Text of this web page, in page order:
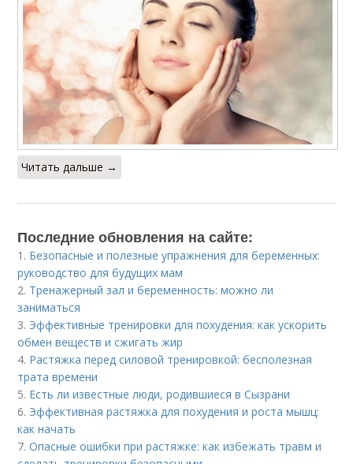
Читать дальше →
Последние обновления на сайте:
1. Безопасные и полезные упражнения для беременных:
руководство для будущих мам
2. Тренажерный зал и беременность: можно ли
заниматься
3. Эффективные тренировки для похудения: как ускорить
обмен веществ и сжигать жир
4. Растяжка перед силовой тренировкой: бесполезная
трата времени
5. Есть ли известные люди, родившиеся в Сызрани
6. Эффективная растяжка для похудения и роста мышц:
как начать
7.Опасные ошибки при растяжке: как избежать травм и